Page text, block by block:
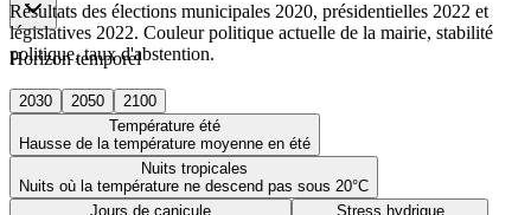
Horizon temporel
2030 2050
2100
Température été
Hausse de la température moyenne en été
Nuits tropicales
Nuits où la température ne descend pas sous 20°C
Jours de canicule
Stress hydrique
Résultats des élections municipales 2020, présidentielles 2022 et
législatives 2022. Couleur politique actuelle de la mairie, stabilité
politique, taux d'abstention.